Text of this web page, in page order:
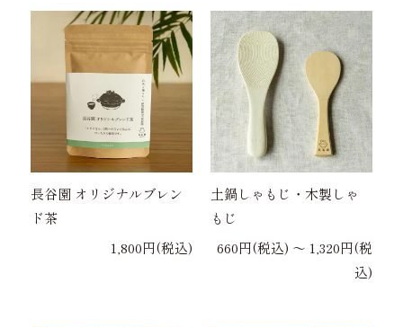
長谷園 オリジナルブレン
ド茶
1,800円(税込)
土鍋しゃもじ・木製しゃ
もじ
660円(税込) 〜 1,320円(税
込)